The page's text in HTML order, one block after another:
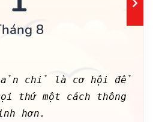
8
chỉ là cơ hội để
thứ một cách thông
hơn.